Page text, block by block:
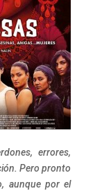
errores,
Pero pronto
aunque por el